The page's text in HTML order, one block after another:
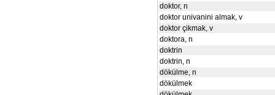
doktor, n
doktor univanini almak, v
doktor çikmak, v
doktora, n
doktrin
doktrin, n
dökülme, n
dökülmek